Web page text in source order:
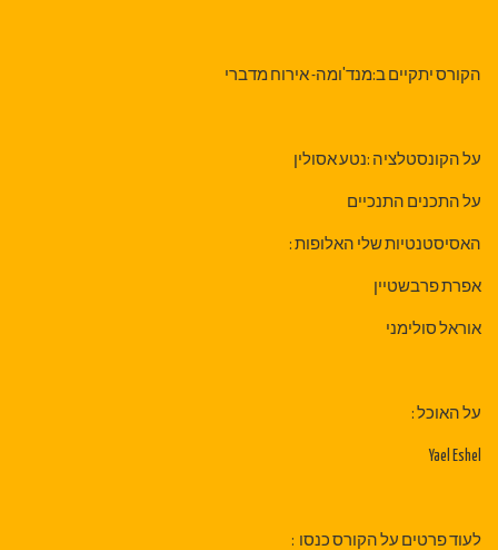
הקורס יתקיים ב:מנד'ומה- אירוח מדברי
על הקונסטלציה :נטע אסולין
על התכנים התנכיים
האסיסטנטיות שלי האלופות :
אפרת פרבשטיין
אוראל סולימני
על האוכל :
Yael Eshel
לעוד פרטים על הקורס כנסו :